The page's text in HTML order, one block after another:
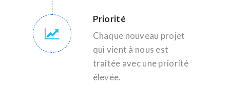
Priorité
Chaque nouveau projet
qui vient à nous est
traitée avec une priorité
élevée.